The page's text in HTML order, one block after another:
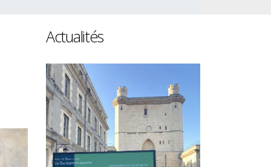
Actualités